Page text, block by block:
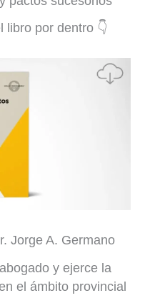
libro por dentro 👇
Jorge A. Germano
y ejerce la
el ámbito provincial